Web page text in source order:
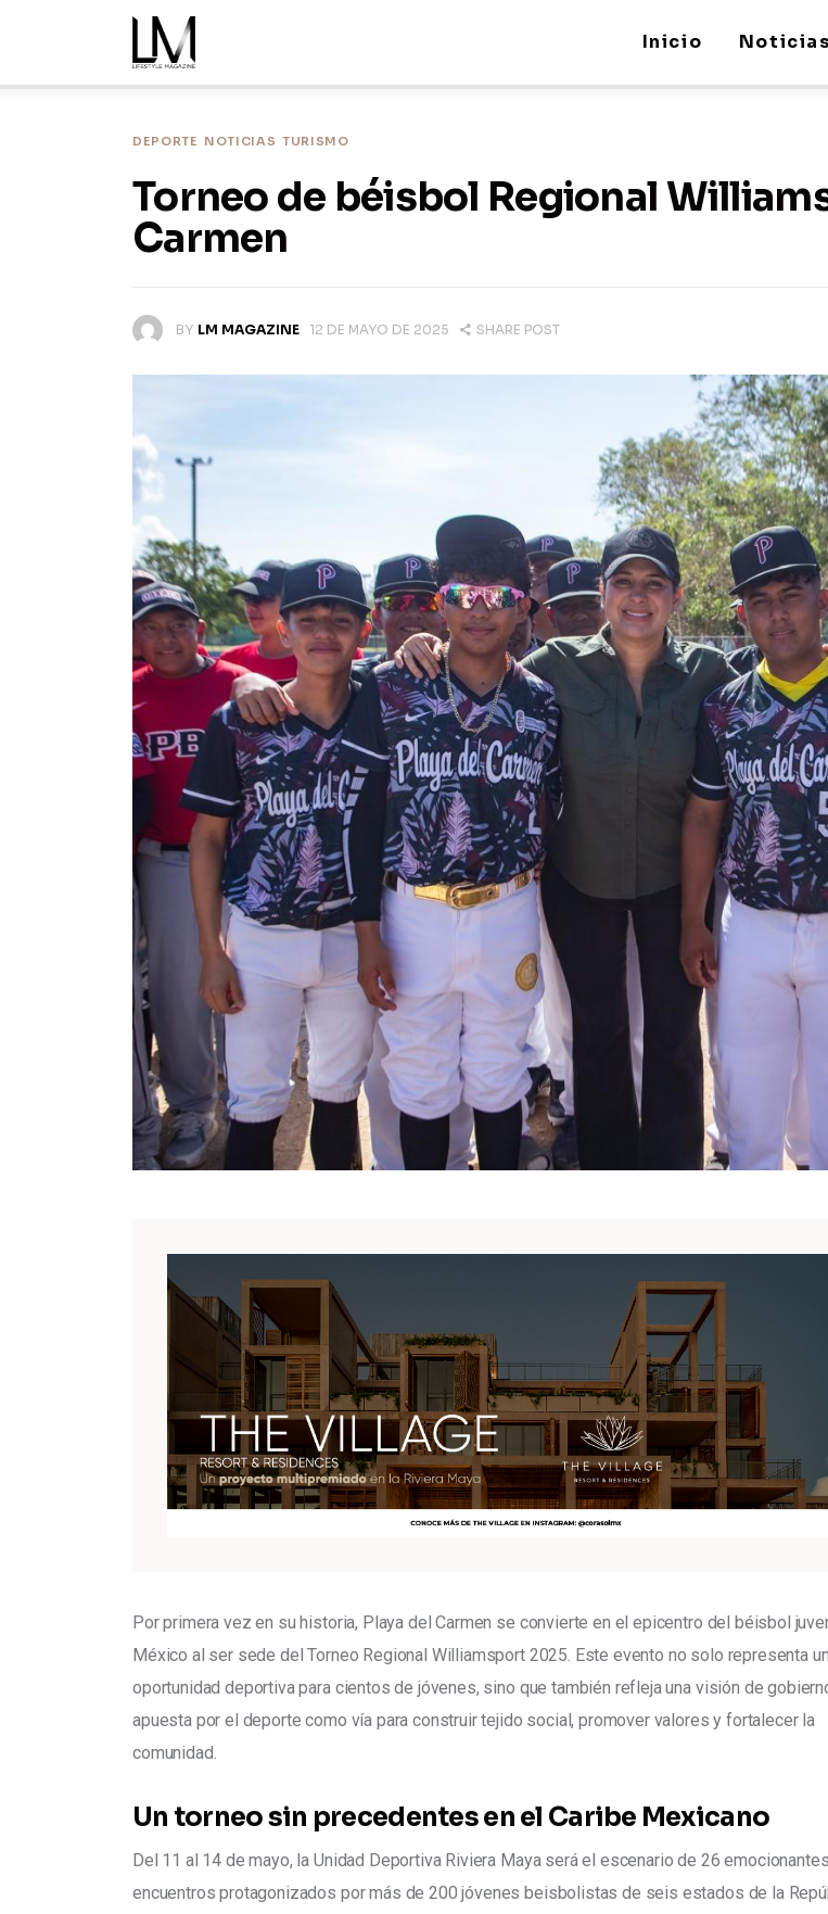
Inicio Noticias
Noticias
DEPORTE NOTICIAS TURISMO
Torneo de béisbol Regional
Carmen
BY LM MAGAZINE 12 DE MAYO DE 2025 SHARE POST
Por primera vez en su historia, Playa del Carmen se convierte en el epicentro del béisbol
México al ser sede del Torneo Regional Williamsport 2025. Este evento no solo representa
oportunidad deportiva para cientos de jóvenes, sino que también refleja una visión de
apuesta por el deporte como vía para construir tejido social, promover valores y fortalecer la
comunidad.
Un torneo sin precedentes en el Caribe Mexicano
Del 11 al 14 de mayo, la Unidad Deportiva Riviera Maya será el escenario de 26 emocionantes
encuentros protagonizados por más de 200 jóvenes beisbolistas de seis estados de la